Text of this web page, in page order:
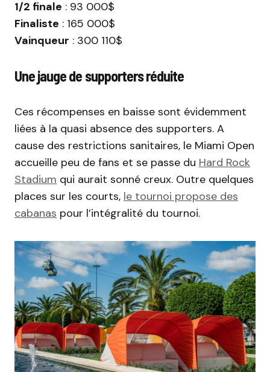
1/2 finale : 93 000$
Finaliste : 165 000$
Vainqueur : 300 110$
Une jauge de supporters réduite
Ces récompenses en baisse sont évidemment
liées à la quasi absence des supporters. A
cause des restrictions sanitaires, le Miami Open
accueille peu de fans et se passe du Hard Rock
Stadium qui aurait sonné creux. Outre quelques
places sur les courts, le tournoi propose des
cabanas pour l’intégralité du tournoi.